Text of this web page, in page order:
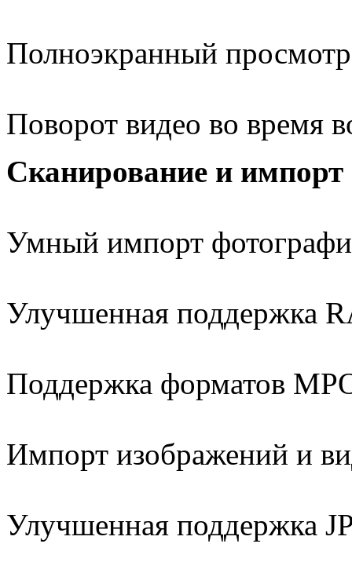
Полноэкранный
Поворот видео во время
Сканирование и импорт
Умный импорт
Улучшенная поддержка
Поддержка форматов
Импорт изображений и
Улучшенная поддержка